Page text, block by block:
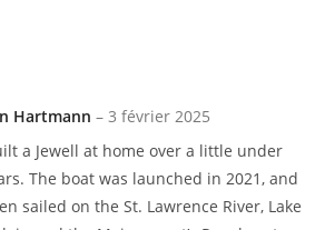
Hartmann – 3 février 2025
a Jewell at home over a little under
The boat was launched in 2021, and
sailed on the St. Lawrence River, Lake